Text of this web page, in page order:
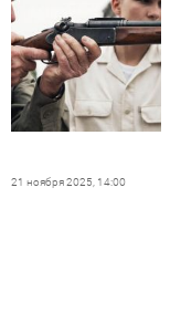
21 ноября 2025, 14:00